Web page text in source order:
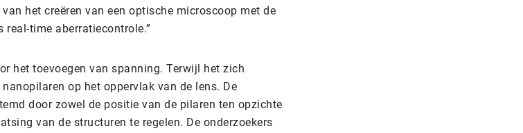
het creëren van een optische microscoop met de
real-time aberratiecontrole.”
het toevoegen van spanning. Terwijl het zich
op het oppervlak van de lens. De
door zowel de positie van de pilaren ten opzichte
van de structuren te regelen. De onderzoekers